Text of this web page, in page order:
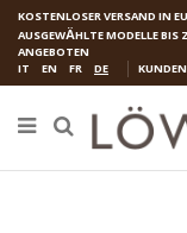
KOSTENLOSER VERSAND IN
AUSGEWӒHLTE MODELLE BIS
ANGEBOTEN
IT
EN FR DE